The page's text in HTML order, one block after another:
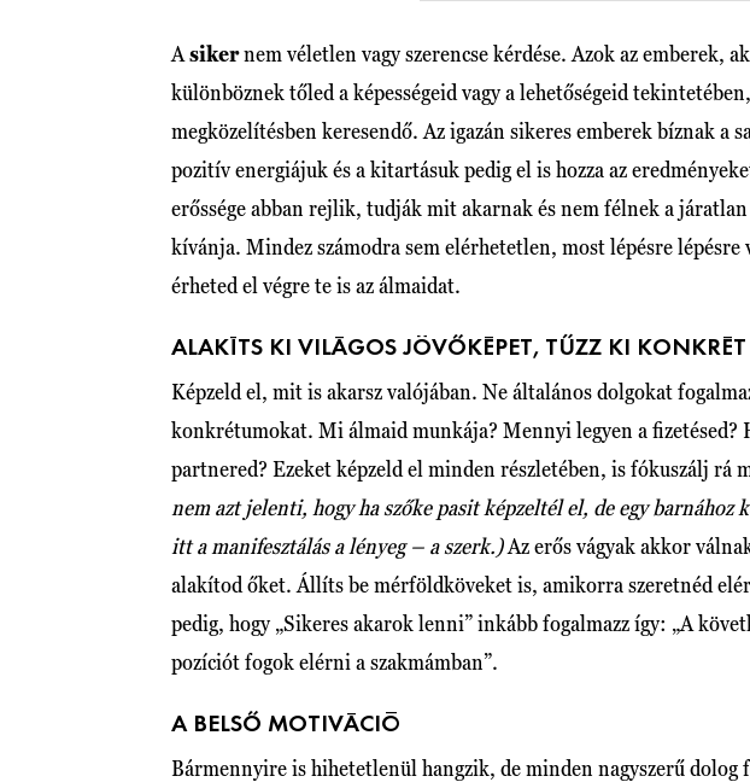
Asikernem véletlen vagy szerencse kérdése. Azok az emberek,
különböznek tőled a képességeid vagy a lehetőségeid
megközelítésben keresendő. Az igazán sikeres emberek bíznak a
pozitív energiájuk és a kitartásuk pedig el is hozza az
erőssége abban rejlik, tudják mit akarnak és nem félnek a
kívánja. Mindez számodra sem elérhetetlen, most lépésre lépésre
érheted el végre te is az álmaidat.
ALAKÍTS KI VILÁGOS JÖVŐKÉPET, TŰZZ KI KONKRÉT
Képzeld el, mit is akarsz valójában. Ne általános dolgokat
konkrétumokat. Mi álmaid munkája? Mennyi legyen a fizetésed?
partnered? Ezeket képzeld el minden részletében, is fókuszálj rá
nem azt jelenti, hogy ha szőke pasit képzeltél el, de egy barnához
itt a manifesztálás a lényeg – a szerk.)Az erős vágyak akkor
alakítod őket. Állíts be mérföldköveket is, amikorra szeretnéd
pedig, hogy „Sikeres akarok lenni” inkább fogalmazz így: „A
pozíciót fogok elérni a szakmámban”.
A BELSŐ MOTIVÁCIÓ
Bármennyire is hihetetlenül hangzik, de minden nagyszerű dolog